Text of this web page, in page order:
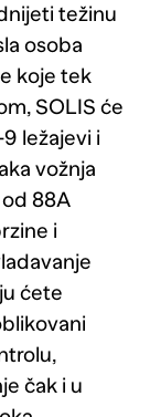
težinu
osoba
koje tek
SOLIS će
ležajevi i
vožnja
88A
i
ćete
čak i u